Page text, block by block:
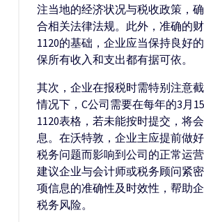
注当地的经济状况与税收政策，
合相关法律法规。此外，准确的
1120的基础，企业应当保持良好
保所有收入和支出都有据可依。
其次，企业在报税时需特别注意
情况下，C公司需要在每年的3月
1120表格，若未能按时提交，将
息。在沃特敦，企业主应提前做
税务问题而影响到公司的正常运营
建议企业与会计师或税务顾问紧
项信息的准确性及时效性，帮助
税务风险。